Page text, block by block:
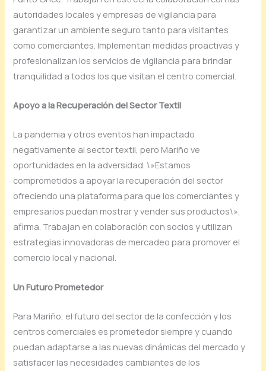
autoridades locales y empresas de vigilancia para
garantizar un ambiente seguro tanto para visitantes
como comerciantes. Implementan medidas proactivas y
profesionalizan los servicios de vigilancia para brindar
tranquilidad a todos los que visitan el centro comercial.
Apoyo a la Recuperación del Sector Textil
La pandemia y otros eventos han impactado
negativamente al sector textil, pero Mariño ve
oportunidades en la adversidad. \»Estamos
comprometidos a apoyar la recuperación del sector
ofreciendo una plataforma para que los comerciantes y
empresarios puedan mostrar y vender sus productos\»,
afirma. Trabajan en colaboración con socios y utilizan
estrategias innovadoras de mercadeo para promover el
comercio local y nacional.
Un Futuro Prometedor
Para Mariño, el futuro del sector de la confección y los
centros comerciales es prometedor siempre y cuando
puedan adaptarse a las nuevas dinámicas del mercado y
satisfacer las necesidades cambiantes de los